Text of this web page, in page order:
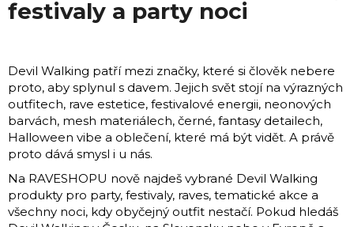
festivaly a party noci
Devil Walking patří mezi značky, které si člověk nebere
proto, aby splynul s davem. Jejich svět stojí na výrazných
outfitech, rave estetice, festivalové energii, neonových
barvách, mesh materiálech, černé, fantasy detailech,
Halloween vibe a oblečení, které má být vidět. A právě
proto dává smysl i u nás.
Na RAVESHOPU nově najdeš vybrané Devil Walking
produkty pro party, festivaly, raves, tematické akce a
všechny noci, kdy obyčejný outfit nestačí. Pokud hledáš
A
T
?
HLEDAT